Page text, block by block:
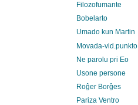
Filozofumante
Bobelarto
Umado kun Martin
Movada-vid.punkto
Ne parolu pri Eo
Usone persone
Roĝer Borĝes
Pariza Ventro